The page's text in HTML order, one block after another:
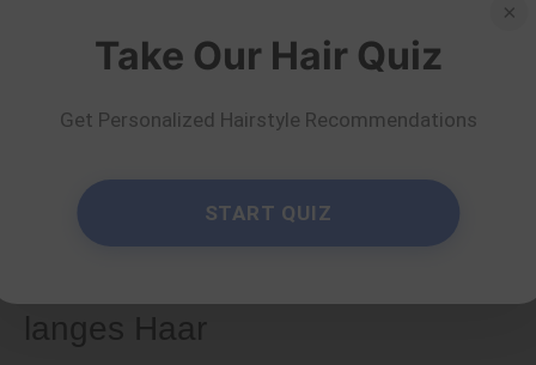
Lang
30 süße, schnelle und
langes Haar
×
Take Our Hair Quiz
Get Personalized Hairstyle Recommendations
START QUIZ